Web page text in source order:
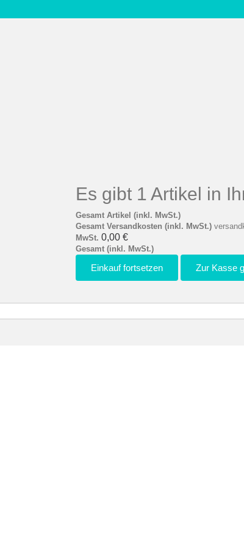
Es gibt 1 Artikel in
Gesamt Artikel (inkl. MwSt.)
Gesamt Versandkosten (inkl. MwSt.)
MwSt. 0,00 €
Gesamt (inkl. MwSt.)
Einkauf fortsetzen Zur Kasse